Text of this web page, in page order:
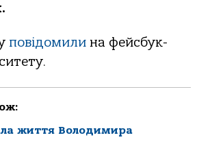
повідомили на фейсбук-
життя Володимира